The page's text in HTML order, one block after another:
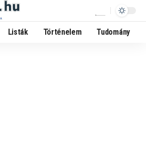
Listák Történelem Tudomány